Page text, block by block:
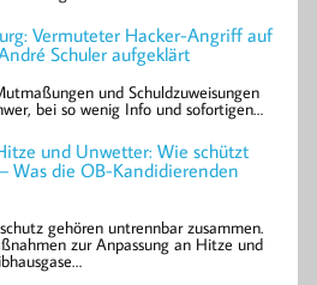
Vermuteter Hacker-Angriff auf
Schuler aufgeklärt
und Schuldzuweisungen
bei so wenig Info und sofortigen…
und Unwetter: Wie schützt
Was die OB-Kandidierenden
gehören untrennbar zusammen.
zur Anpassung an Hitze und